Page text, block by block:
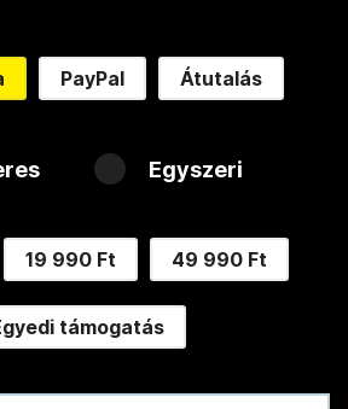
PayPal Átutalás
Egyszeri
19 990 Ft 49 990 Ft
támogatás